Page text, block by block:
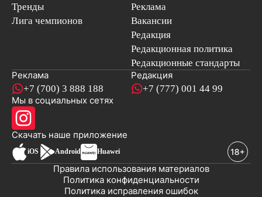
Тренды
Лига чемпионов
Реклама
Вакансии
Редакция
Редакционная политика
Редакционные стандарты
Реклама
+7 (700) 3 888 188
Редакция
+7 (777) 001 44 99
Мы в социальных сетях
Скачать наше приложениеновостей
iOS Android Huawei
Политика исправления ошибок
Политика конфиденциальности
Правила использования материалов